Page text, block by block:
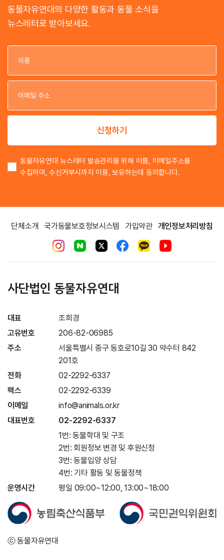
동물자유연대의 다양한 활동과 동물 소식을
뉴스레터로 받아보세요.
이
이
신청하기
동물자유연대 뉴스레터 발송관리를 위해 이름, 이메일주소를
수집하며, 수신거부시까지 이용, 보유하는데 동의합니다.
단체소개 국가동물보호정보시스템 가입약관 개인정보처리방침
사단법인 동물자유연대
대표
조희경
고유번호
206-82-06985
주소
서울특별시 중구 동호로10길 30 약수터 842
201호
전화
02-2292-6337
팩스
02-2292-6339
이메일
info@animals.or.kr
대표번호
02-2292-6337
1번: 동물학대 및 구조
2번: 회원정보 변경 및 후원신청
3번: 동물입양 상담
4번: 기타 활동 및 동물정책
운영시간
평일 09:00~12:00, 13:00~18:00
ⓒ 동물자유연대